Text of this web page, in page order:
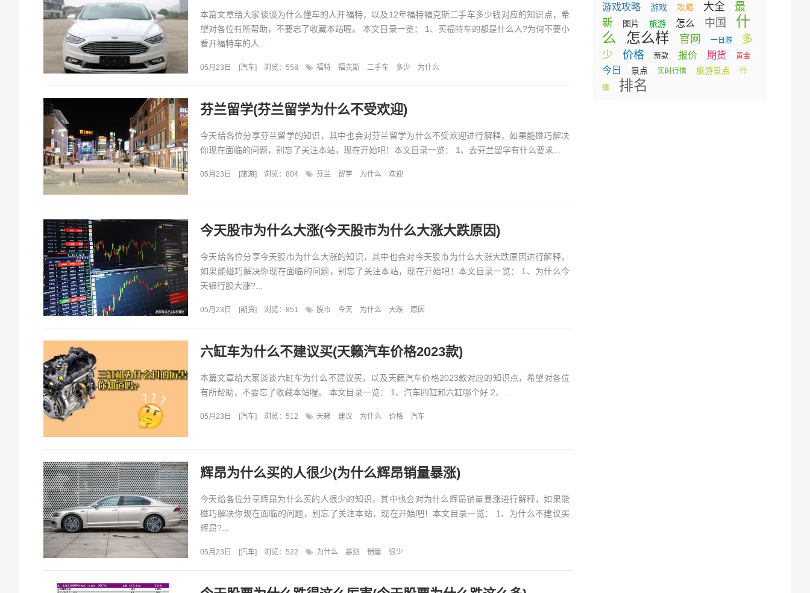
游戏攻略 游戏 攻略 大全
最
新
图片 旅游 怎么 中国
什
么
怎么样 官网 一日游
多
少
价格 新款 报价 期货 黄金
今日 景点 实时行情 旅游景点
行
情
排名
本篇文章给大家谈谈为什么懂车的人开福特，以及12年福特福克斯二手车多少钱对应的知识点，希
望对各位有所帮助，不要忘了收藏本站喔。 本文目录一览： 1、买福特车的都是什么人?为何不要小
看开福特车的人...
05月23日 [汽车] 浏览：558 福特 福克斯 二手车 多少 为什么
芬兰留学(芬兰留学为什么不受欢迎)
今天给各位分享芬兰留学的知识，其中也会对芬兰留学为什么不受欢迎进行解释，如果能碰巧解决
你现在面临的问题，别忘了关注本站，现在开始吧！本文目录一览： 1、去芬兰留学有什么要求...
05月23日 [旅游] 浏览：804 芬兰 留学 为什么 欢迎
今天股市为什么大涨(今天股市为什么大涨大跌原因)
今天给各位分享今天股市为什么大涨的知识，其中也会对今天股市为什么大涨大跌原因进行解释，
如果能碰巧解决你现在面临的问题，别忘了关注本站，现在开始吧！本文目录一览： 1、为什么今
天银行股大涨?...
05月23日 [期货] 浏览：851 股市 今天 为什么 大跌 原因
六缸车为什么不建议买(天籁汽车价格2023款)
本篇文章给大家谈谈六缸车为什么不建议买，以及天籁汽车价格2023款对应的知识点，希望对各位
有所帮助，不要忘了收藏本站喔。 本文目录一览： 1、汽车四缸和六缸哪个好 2、...
05月23日 [汽车] 浏览：512 天籁 建议 为什么 价格 汽车
辉昂为什么买的人很少(为什么辉昂销量暴涨)
今天给各位分享辉昂为什么买的人很少的知识，其中也会对为什么辉昂销量暴涨进行解释，如果能
碰巧解决你现在面临的问题，别忘了关注本站，现在开始吧！本文目录一览： 1、为什么不建议买
辉昂?...
05月23日 [汽车] 浏览：522 为什么 暴涨 销量 很少